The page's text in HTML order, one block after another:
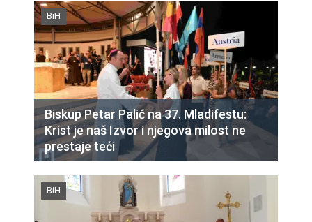
BiH
Biskup Petar Palić na 37. Mladifestu:
Krist je naš Izvor i njegova milost ne
prestaje teći
BiH